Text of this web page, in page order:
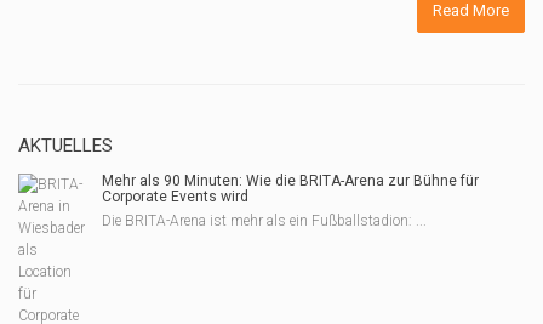
Read More
AKTUELLES
Mehr als 90 Minuten: Wie die BRITA-Arena zur Bühne für
Corporate Events wird
Die BRITA-Arena ist mehr als ein Fußballstadion: ...